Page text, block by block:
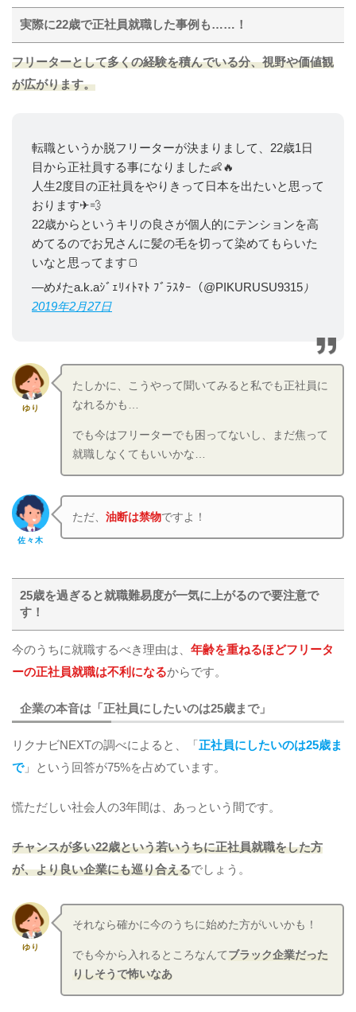
実際に22歳で正社員就職した事例も……！
フリーターとして多くの経験を積んでいる分、視野や価値観
が広がります。
転職というか脱フリーターが決まりまして、22歳1日
目から正社員する事になりました👶🔥
人生2度目の正社員をやりきって日本を出たいと思って
おります✈💨
22歳からというキリの良さが個人的にテンションを高
めてるのでお兄さんに髪の毛を切って染めてもらいた
いなと思ってます🍞
―めﾒたa.k.aｼﾞｪﾘｨﾄﾏﾄ ﾌﾞﾗｽﾀｰ（@PIKURUSU9315 ）
2019年2月27日
ゆり
たしかに、こうやって聞いてみると私でも正社員に
なれるかも…
でも今はフリーターでも困ってないし、まだ焦って
就職しなくてもいいかな…
佐々木
ただ、油断は禁物ですよ！
25歳を過ぎると就職難易度が一気に上がるので要注意で
す！
今のうちに就職するべき理由は、 年齢を重ねるほどフリータ
ーの正社員就職は不利になるからです。
企業の本音は「正社員にしたいのは25歳まで」
リクナビNEXTの調べによると、「 正社員にしたいのは25歳ま
で」という回答が75%を占めています。
慌ただしい社会人の3年間は、あっという間です。
チャンスが多い22歳という若いうちに正社員就職をした方
が、より良い企業にも巡り合えるでしょう。
ゆり
それなら確かに今のうちに始めた方がいいかも！
でも今から入れるところなんて ブラック企業だった
りしそうで怖いなあ